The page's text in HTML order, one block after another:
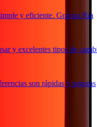
y eficiente. Gracias Ria
y excelentes tipos de cambio
son rápidas y seguras